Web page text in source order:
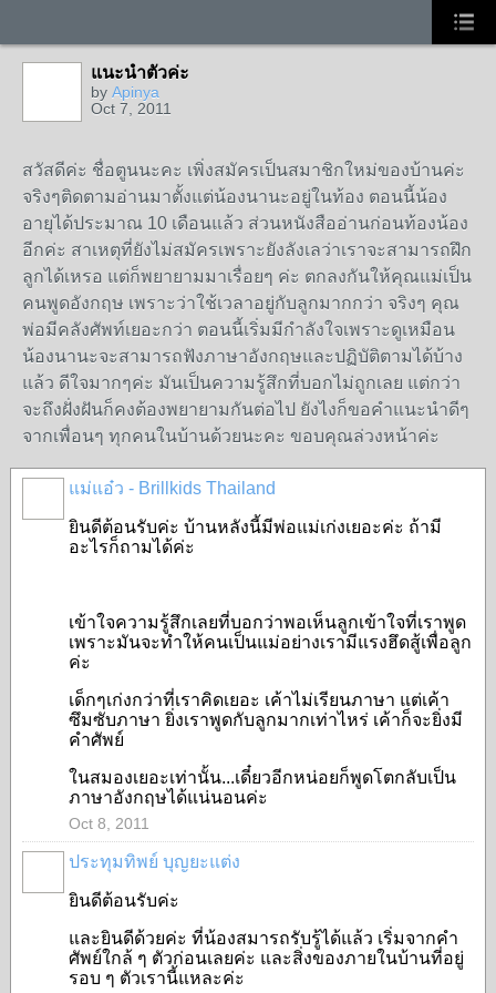
แนะนำตัวค่ะ
by Apinya
Oct 7, 2011
สวัสดีค่ะ ชื่อตูนนะคะ เพิ่งสมัครเป็นสมาชิกใหม่ของบ้านค่ะ
จริงๆติดตามอ่านมาตั้งแต่น้องนานะอยู่ในท้อง ตอนนี้น้อง
อายุได้ประมาณ 10 เดือนแล้ว ส่วนหนังสืออ่านก่อนท้องน้อง
อีกค่ะ สาเหตุที่ยังไม่สมัครเพราะยังลังเลว่าเราจะสามารถฝึก
ลูกได้เหรอ แต่ก็พยายามมาเรื่อยๆ ค่ะ ตกลงกันให้คุณแม่เป็น
คนพูดอังกฤษ เพราะว่าใช้เวลาอยู่กับลูกมากกว่า จริงๆ คุณ
พ่อมีคลังศัพท์เยอะกว่า ตอนนี้เริ่มมีกำลังใจเพราะดูเหมือน
น้องนานะจะสามารถฟังภาษาอังกฤษและปฏิบัติตามได้บ้าง
แล้ว ดีใจมากๆค่ะ มันเป็นความรู้สึกที่บอกไม่ถูกเลย แต่กว่า
จะถึงฝั่งฝันก็คงต้องพยายามกันต่อไป ยังไงก็ขอคำแนะนำดีๆ
จากเพื่อนๆ ทุกคนในบ้านด้วยนะคะ ขอบคุณล่วงหน้าค่ะ
แม่แอ๋ว - Brillkids Thailand
ยินดีต้อนรับค่ะ บ้านหลังนี้มีพ่อแม่เก่งเยอะค่ะ ถ้ามี
อะไรก็ถามได้ค่ะ
เข้าใจความรู้สึกเลยที่บอกว่าพอเห็นลูกเข้าใจที่เราพูด
เพราะมันจะทำให้คนเป็นแม่อย่างเรามีแรงฮึดสู้เพื่อลูก
ค่ะ
เด็กๆเก่งกว่าที่เราคิดเยอะ เค้าไม่เรียนภาษา แต่เค้า
ซึมซับภาษา ยิ่งเราพูดกับลูกมากเท่าไหร่ เค้าก็จะยิ่งมี
คำศัพย์
ในสมองเยอะเท่านั้น...เดี๋ยวอีกหน่อยก็พูดโตกลับเป็น
ภาษาอังกฤษได้แน่นอนค่ะ
Oct 8, 2011
ประทุมทิพย์ บุญยะแต่ง
ยินดีต้อนรับค่ะ
และยินดีด้วยค่ะ ที่น้องสมารถรับรู้ได้แล้ว เริ่มจากคำ
ศัพย์ใกล้ ๆ ตัวก่อนเลยค่ะ และสิ่งของภายในบ้านที่อยู่
รอบ ๆ ตัวเรานี้แหละค่ะ